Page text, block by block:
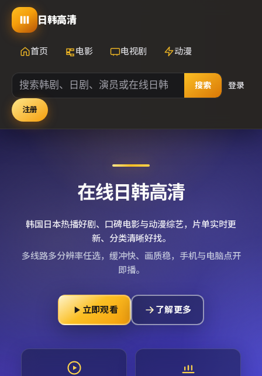
日韩高清
首页 电影 电视剧 动漫
搜索 登录
注册
在线日韩高清
韩国日本热播好剧、口碑电影与动漫综艺，片单实时更
新、分类清晰好找。
多线路多分辨率任选，缓冲快、画质稳，手机与电脑点开
即播。
立即观看 了解更多